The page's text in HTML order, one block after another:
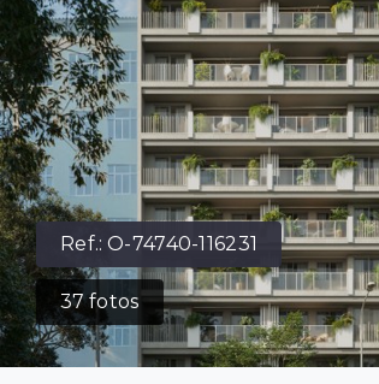
Ref.:O-74740-116231
37fotos